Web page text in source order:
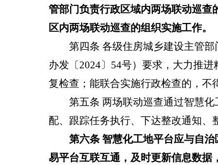
管部门负责行政区域内两场联动巡查
区内两场联动巡查的组织实施工作。
第四条 各级住房城乡建设主管
办发〔2024〕 54号）要求，大力推进
复检查；能联合实施行政检查的，不
第五条 两场联动巡查通过智慧化
配、跟踪任务执行、下达整改通知、
第六条 智慧化工地平台应与自治
易平台互联互通， 及时更新信息数据